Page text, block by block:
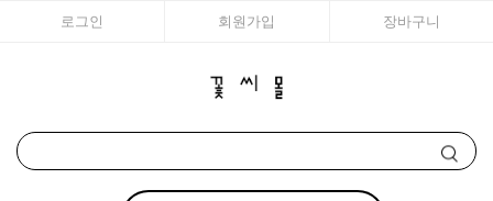
로그인 회원가입 장바구니